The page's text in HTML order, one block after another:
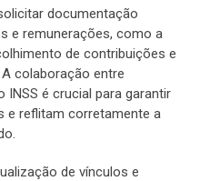
documentação
e remunerações, como a
de contribuições e
colaboração entre
INSS é crucial para garantir
e reflitam corretamente a
de vínculos e